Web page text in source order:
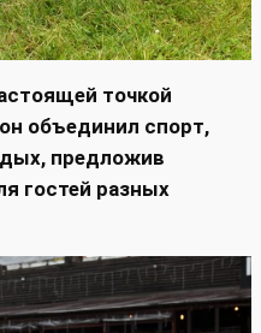
точкой
объединил спорт,
предложив
гостей разных